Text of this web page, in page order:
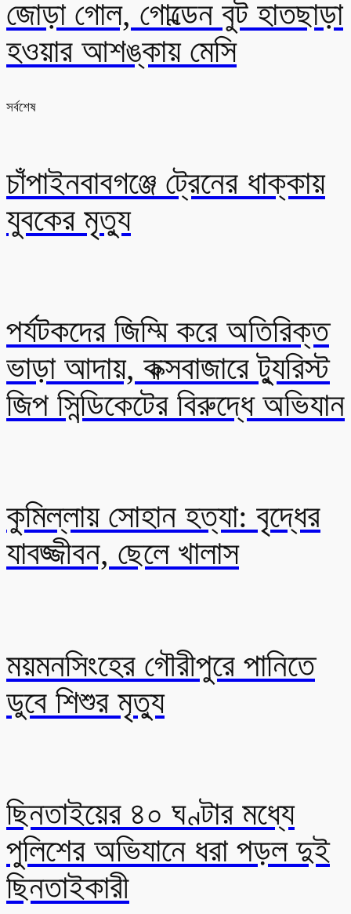
জোড়া গোল, গোল্ডেন বুট হাতছাড়া
হওয়ার আশঙ্কায় মেসি
সর্বশেষ
চাঁপাইনবাবগঞ্জে ট্রেনের ধাক্কায়
যুবকের মৃত্যু
পর্যটকদের জিম্মি করে অতিরিক্ত
ভাড়া আদায়, কক্সবাজারে ট্যুরিস্ট
জিপ সিন্ডিকেটের বিরুদ্ধে অভিযান
কুমিল্লায় সোহান হত্যা: বৃদ্ধের
যাবজ্জীবন, ছেলে খালাস
ময়মনসিংহের গৌরীপুরে পানিতে
ডুবে শিশুর মৃত্যু
ছিনতাইয়ের ৪০ ঘণ্টার মধ্যে
পুলিশের অভিযানে ধরা পড়ল দুই
ছিনতাইকারী